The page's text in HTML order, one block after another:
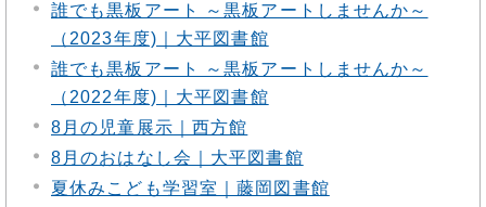
誰でも黒板アート ～黒板アートしませんか～
（2023年度)｜大平図書館
誰でも黒板アート ～黒板アートしませんか～
（2022年度)｜大平図書館
8月の児童展示｜西方館
8月のおはなし会｜大平図書館
夏休みこども学習室｜藤岡図書館